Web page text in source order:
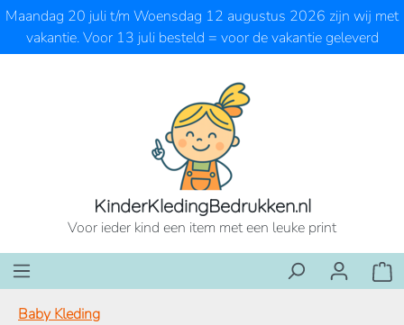
Ga naar de hoofdinhoud
Maandag 20 juli t/m Woensdag 12 augustus 2026 zijn wij met
vakantie. Voor 13 juli besteld = voor de vakantie geleverd
KinderKledingBedrukken.nl
Voor ieder kind een item met een leuke print
Baby Kleding